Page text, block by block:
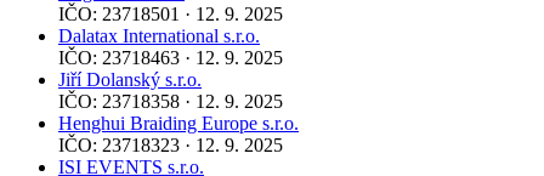
IČO: 23718501 · 12. 9. 2025
Dalatax International s.r.o.
IČO: 23718463 · 12. 9. 2025
Jiří Dolanský s.r.o.
IČO: 23718358 · 12. 9. 2025
Henghui Braiding Europe s.r.o.
IČO: 23718323 · 12. 9. 2025
ISI EVENTS s.r.o.